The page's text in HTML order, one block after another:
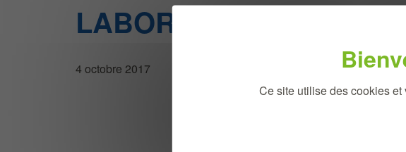
Ce site utilise des cookies
LABORATOIRE
4 octobre 2017